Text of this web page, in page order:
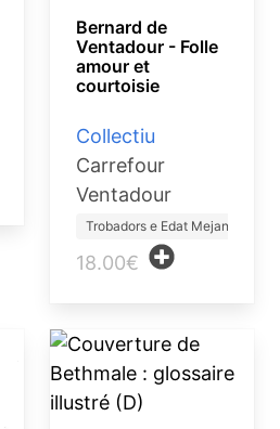
Bernard de
Ventadour - Folle
amour et
courtoisie
Collectiu
Carrefour
Ventadour
Trobadors e Edat Mejana
18.00€